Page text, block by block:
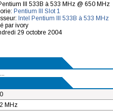
III 533B à 533 MHz @ 650 MHz
Pentium III Slot 1
Intel Pentium III 533B à 533 MHz
par ivory
29 octobre 2004
MHz